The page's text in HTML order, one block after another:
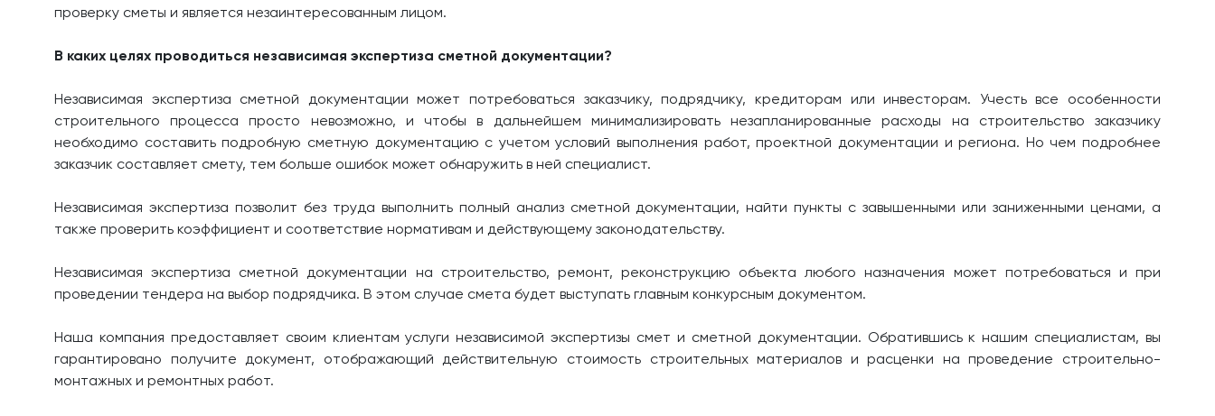
проверку сметы и является незаинтересованным лицом.
В каких целях проводиться независимая экспертиза сметной документации?
Независимая экспертиза сметной документации может потребоваться заказчику, подрядчику, кредиторам или инвесторам. Учесть все особенности
строительного процесса просто невозможно, и чтобы в дальнейшем минимализировать незапланированные расходы на строительство заказчику
необходимо составить подробную сметную документацию с учетом условий выполнения работ, проектной документации и региона. Но чем подробнее
заказчик составляет смету, тем больше ошибок может обнаружить в ней специалист.
Независимая экспертиза позволит без труда выполнить полный анализ сметной документации, найти пункты с завышенными или заниженными ценами, а
также проверить коэффициент и соответствие нормативам и действующему законодательству.
Независимая экспертиза сметной документации на строительство, ремонт, реконструкцию объекта любого назначения может потребоваться и при
проведении тендера на выбор подрядчика. В этом случае смета будет выступать главным конкурсным документом.
Наша компания предоставляет своим клиентам услуги независимой экспертизы смет и сметной документации. Обратившись к нашим специалистам, вы
гарантировано получите документ, отображающий действительную стоимость строительных материалов и расценки на проведение строительно-
монтажных и ремонтных работ.